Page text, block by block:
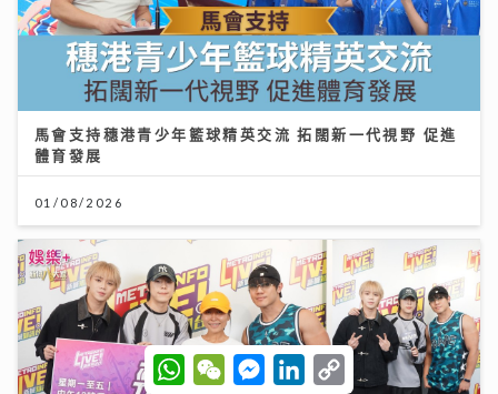
馬會支持穗港青少年籃球精英交流 拓闊新一代視野 促進
體育發展
01/08/2026
W
h
W
e
M
e
L
C
o